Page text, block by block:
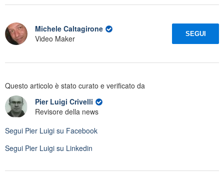
Michele Caltagirone
Video Maker
SEGUI
Questo articolo è stato curato e verificato da
Pier Luigi Crivelli
Revisore della news
Segui Pier Luigi su Facebook
Segui Pier Luigi su Linkedin